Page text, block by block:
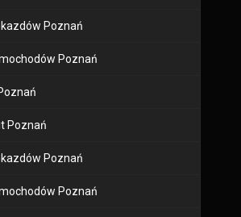
Poznań
Poznań
Poznań
Poznań
Poznań